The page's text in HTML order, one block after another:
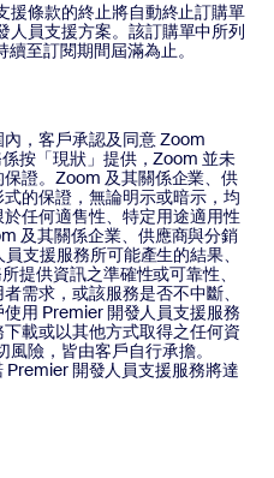
援條款的終止將自動終止訂購單
人員支援方案。該訂購單中所列
至訂閱期間屆滿為止。
，客戶承認及同意 Zoom
按「現狀」提供，Zoom 並未
證。Zoom 及其關係企業、供
的保證，無論明示或暗示，均
任何適售性、特定用途適用性
及其關係企業、供應商與分銷
支援服務所可能產生的結果、
提供資訊之準確性或可靠性、
需求，或該服務是否不中斷、
用 Premier 開發人員支援服務
下載或以其他方式取得之任何資
險，皆由客戶自行承擔。
開發人員支援服務將達